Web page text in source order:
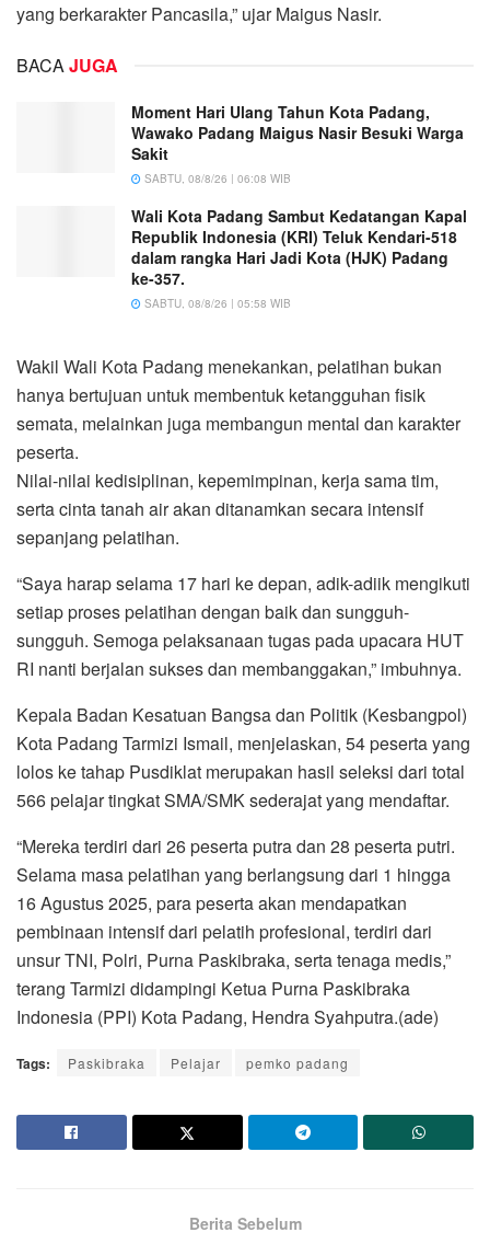
yang berkarakter Pancasila,” ujar Maigus Nasir.
BACAJUGA
Moment Hari Ulang Tahun Kota Padang,
Wawako Padang Maigus Nasir Besuki Warga
Sakit
SABTU, 08/8/26 | 06:08 WIB
Wali Kota Padang Sambut Kedatangan Kapal
Republik Indonesia (KRI) Teluk Kendari-518
dalam rangka Hari Jadi Kota (HJK) Padang
ke-357.
SABTU, 08/8/26 | 05:58 WIB
Wakil Wali Kota Padang menekankan, pelatihan bukan
hanya bertujuan untuk membentuk ketangguhan fisik
semata, melainkan juga membangun mental dan karakter
peserta.
Nilai-nilai kedisiplinan, kepemimpinan, kerja sama tim,
serta cinta tanah air akan ditanamkan secara intensif
sepanjang pelatihan.
“Saya harap selama 17 hari ke depan, adik-adiik mengikuti
setiap proses pelatihan dengan baik dan sungguh-
sungguh. Semoga pelaksanaan tugas pada upacara HUT
RI nanti berjalan sukses dan membanggakan,” imbuhnya.
Kepala Badan Kesatuan Bangsa dan Politik (Kesbangpol)
Kota Padang Tarmizi Ismail, menjelaskan, 54 peserta yang
lolos ke tahap Pusdiklat merupakan hasil seleksi dari total
566 pelajar tingkat SMA/SMK sederajat yang mendaftar.
“Mereka terdiri dari 26 peserta putra dan 28 peserta putri.
Selama masa pelatihan yang berlangsung dari 1 hingga
16 Agustus 2025, para peserta akan mendapatkan
pembinaan intensif dari pelatih profesional, terdiri dari
unsur TNI, Polri, Purna Paskibraka, serta tenaga medis,”
terang Tarmizi didampingi Ketua Purna Paskibraka
Indonesia (PPI) Kota Padang, Hendra Syahputra.(ade)
Tags: Paskibraka Pelajar pemko padang
Berita Sebelum